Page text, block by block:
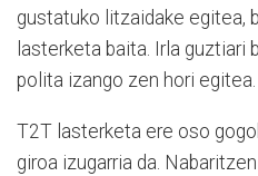
gustatuko litzaidake egitea,
lasterketa baita. Irla guztiari
polita izango zen hori egitea.
T2T lasterketa ere oso
giroa izugarria da.